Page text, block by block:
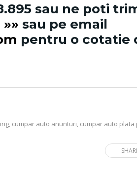
sau ne poti
sau pe email
pentru o cotatie
, cumpar auto anunturi, cumpar auto plata